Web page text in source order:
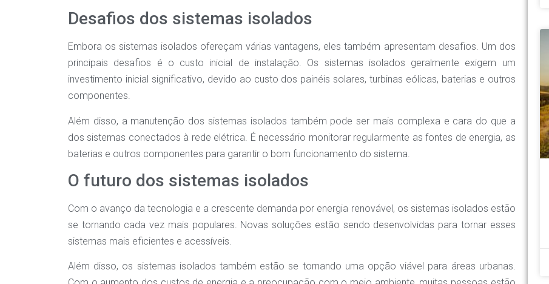
Desafios dos sistemas isolados
Embora os sistemas isolados ofereçam várias vantagens, eles também apresentam desafios. Um dos
principais desafios é o custo inicial de instalação. Os sistemas isolados geralmente exigem um
investimento inicial significativo, devido ao custo dos painéis solares, turbinas eólicas, baterias e outros
componentes.
Além disso, a manutenção dos sistemas isolados também pode ser mais complexa e cara do que a
dos sistemas conectados à rede elétrica. É necessário monitorar regularmente as fontes de energia, as
baterias e outros componentes para garantir o bom funcionamento do sistema.
O futuro dos sistemas isolados
Com o avanço da tecnologia e a crescente demanda por energia renovável, os sistemas isolados estão
se tornando cada vez mais populares. Novas soluções estão sendo desenvolvidas para tornar esses
sistemas mais eficientes e acessíveis.
Além disso, os sistemas isolados também estão se tornando uma opção viável para áreas urbanas.